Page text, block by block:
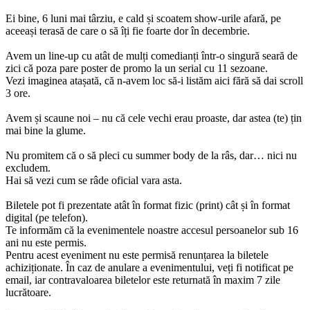
Ei bine, 6 luni mai târziu, e cald și scoatem show-urile afară, pe
aceeași terasă de care o să îți fie foarte dor în decembrie.
Avem un line-up cu atât de mulți comedianți într-o singură seară de
zici că poza pare poster de promo la un serial cu 11 sezoane.
Vezi imaginea atașată, că n-avem loc să-i listăm aici fără să dai scroll
3 ore.
Avem și scaune noi – nu că cele vechi erau proaste, dar astea (te) țin
mai bine la glume.
Nu promitem că o să pleci cu summer body de la râs, dar… nici nu
excludem.
Hai să vezi cum se râde oficial vara asta.
Biletele pot fi prezentate atât în format fizic (print) cât și în format
digital (pe telefon).
Te informăm că la evenimentele noastre accesul persoanelor sub 16
ani nu este permis.
Pentru acest eveniment nu este permisă renunțarea la biletele
achiziționate. În caz de anulare a evenimentului, veți fi notificat pe
email, iar contravaloarea biletelor este returnată în maxim 7 zile
lucrătoare.